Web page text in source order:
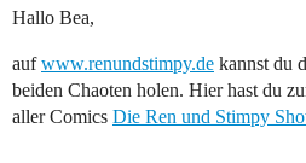
Hallo Bea,
aufwww.renundstimpy.de kannst du
beiden Chaoten holen. Hier hast du
aller Comics Die Ren und Stimpy